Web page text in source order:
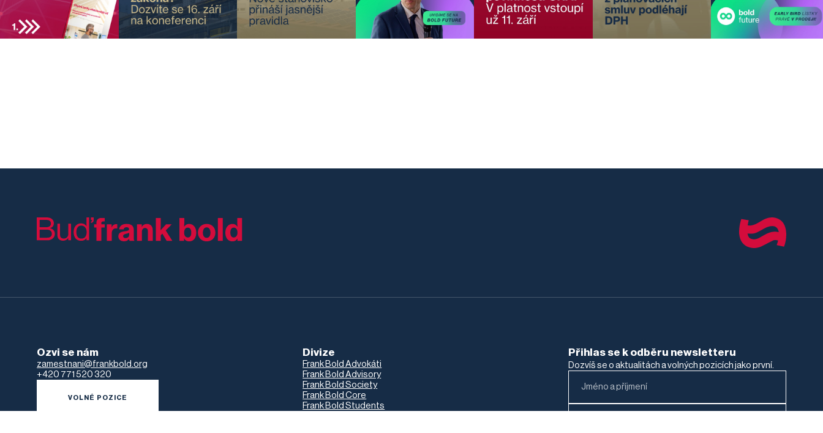
Ozvi se nám
zamestnani@frankbold.org
+420 771 520 320
VOLNÉ POZICE
Divize
Frank Bold Advokáti
Frank Bold Advisory
Frank Bold Society
Frank Bold Core
Frank Bold Students
Přihlas se k odběru newsletteru
Dozvíš se o aktualitách a volných pozicích jako první.